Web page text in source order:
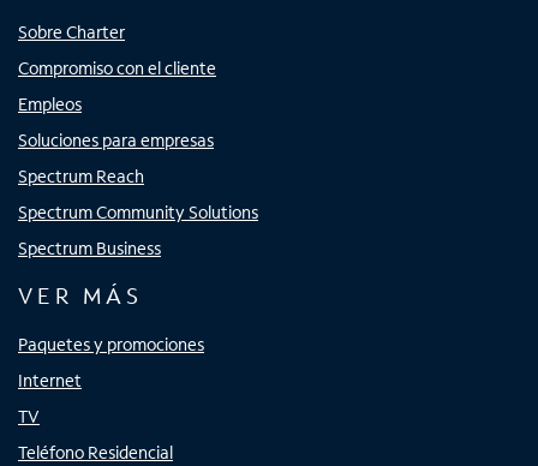
Sobre Charter
Compromiso con el cliente
Empleos
Soluciones para empresas
Spectrum Reach
Spectrum Community Solutions
Spectrum Business
VER MÁS
Paquetes y promociones
Internet
TV
Teléfono Residencial